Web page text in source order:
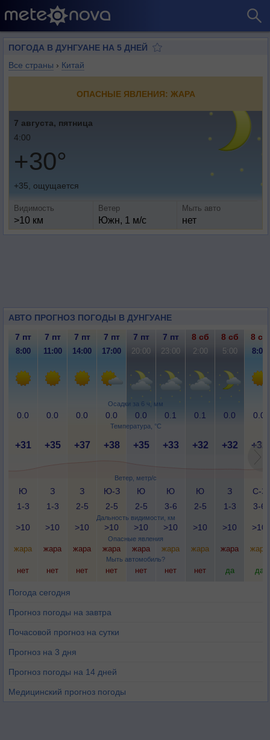
ПОГОДА В ДУНГУАНЕ НА 5 ДНЕЙ
Все страны › Китай
ОПАСНЫЕ ЯВЛЕНИЯ: ЖАРА
7 августа, пятница
4:00
+30°
+35, ощущается
Видимость
>10 км
Ветер
Южн, 1 м/с
Мыть авто
нет
АВТО ПРОГНОЗ ПОГОДЫ В ДУНГУАНЕ
Осадки за 6 ч, мм
Температура, °C
Ветер, метр/с
Дальность видимости, км
Опасные явления
Мыть автомобиль?
7 пт 7 пт 7 пт 7 пт 7 пт 7 пт 8 сб 8 сб 8 сб
8:00 11:00 14:00 17:00 20:00 23:00 2:00 5:00 8:00
0.0 0.0 0.0 0.0 0.0 0.1 0.1 0.0 0.0
+31 +35 +37 +38 +35 +33 +32 +32 +32
Ю
1-3
З
1-3
З
2-5
Ю-З
2-5
Ю
2-5
Ю
3-6
Ю
2-5
З
1-3
С-З
3-6
>10 >10 >10 >10 >10 >10 >10 >10 >10
жара жара жара жара жара жара жара жара жара
нет нет нет нет нет нет нет да да
Погода сегодня
Прогноз погоды на завтра
Почасовой прогноз на сутки
Прогноз на 3 дня
Прогноз погоды на 14 дней
Медицинский прогноз погоды